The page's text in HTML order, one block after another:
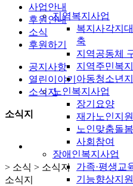
지역복지사업
복지사각지
축
지역공동체
지역주민복
아동청소년
노인복지사업
장기요양
재가노인지원
노인맞춤돌봄
사회참여
장애인복지사업
가족·평생교
기능향상지원
사업안내
후원안내
소식
후원하기
공지사항
열린이야기
소식지
소식지
> 소식 > 소식지
소식지